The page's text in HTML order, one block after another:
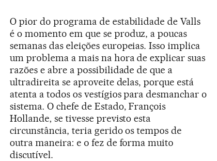
O pior do programa de estabilidade de Valls
é o momento em que se produz, a poucas
semanas das eleições europeias. Isso implica
um problema a mais na hora de explicar suas
razões e abre a possibilidade de que a
ultradireita se aproveite delas, porque está
atenta a todos os vestígios para desmanchar o
sistema. O chefe de Estado, François
Hollande, se tivesse previsto esta
circunstância, teria gerido os tempos de
outra maneira: e o fez de forma muito
discutível.